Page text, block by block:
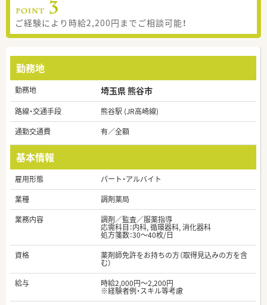
ご経験により時給2,200円までご相談可能！
勤務地
勤務地 埼玉県 熊谷市
路線・交通手段
熊谷駅 (JR高崎線)
通勤交通費
有／全額
基本情報
雇用形態
パート・アルバイト
業種
調剤薬局
業務内容
調剤／監査／服薬指導
応需科目：内科, 循環器科, 消化器科
処方箋数：30～40枚/日
資格
薬剤師免許をお持ちの方（取得見込みの方を含
む）
給与
時給2,000円～2,200円
※経験者例・スキル等考慮